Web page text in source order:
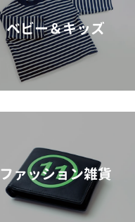
ベビー＆キッズ
ファッション雑貨